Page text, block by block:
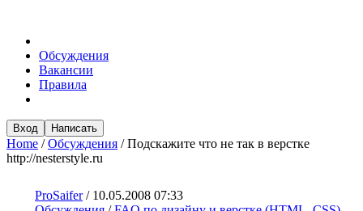
Обсуждения
Вакансии
Правила
Вход Написать
Home /Обсуждения /Подскажите что не так в верстке
http://nesterstyle.ru
ProSaifer/ 10.05.2008 07:33